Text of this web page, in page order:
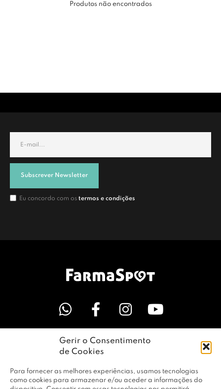
Gerir o Consentimento
de Cookies
Para fornecer as melhores experiências, usamos tecnologias
como cookies para armazenar e/ou aceder a informações do
Produtos não encontrados
Subscrever Newsletter
Eu concordo com os termos e condições
LINKS ÚTEIS
EMPRESA